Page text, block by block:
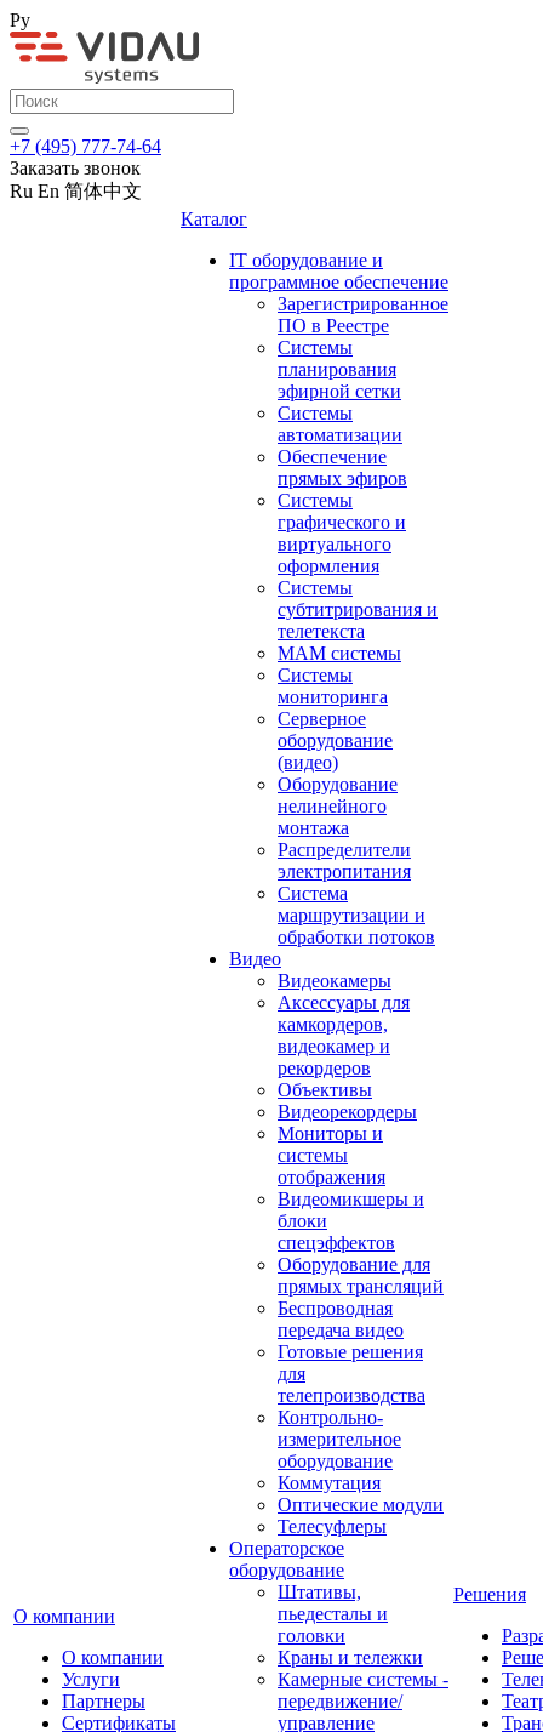
Ру
+7 (495) 777-74-64
Заказать звонок
Ru En 简体中文
О компании
О компании
Услуги
Партнеры
Сертификаты
Каталог
IT оборудование и
программное обеспечение
Зарегистрированное
ПО в Реестре
Системы
планирования
эфирной сетки
Системы
автоматизации
Обеспечение
прямых эфиров
Системы
графического и
виртуального
оформления
Системы
субтитрирования и
телетекста
MAM системы
Системы
мониторинга
Серверное
оборудование
(видео)
Оборудование
нелинейного
монтажа
Распределители
электропитания
Система
маршрутизации и
обработки потоков
Видео
Видеокамеры
Аксессуары для
камкордеров,
видеокамер и
рекордеров
Объективы
Видеорекордеры
Мониторы и
системы
отображения
Видеомикшеры и
блоки
спецэффектов
Оборудование для
прямых трансляций
Беспроводная
передача видео
Готовые решения
для
телепроизводства
Контрольно-
измерительное
оборудование
Коммутация
Оптические модули
Телесуфлеры
Операторское
оборудование
Штативы,
пьедесталы и
головки
Краны и тележки
Камерные системы -
передвижение/
управление
Решения